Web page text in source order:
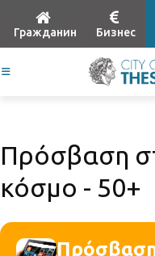
Гражданин Бизнес
Πρόσβαση
κόσμο - 50+